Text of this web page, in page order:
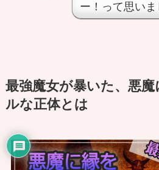
ー！って思いま
最強魔女が暴いた、悪
ルな正体とは